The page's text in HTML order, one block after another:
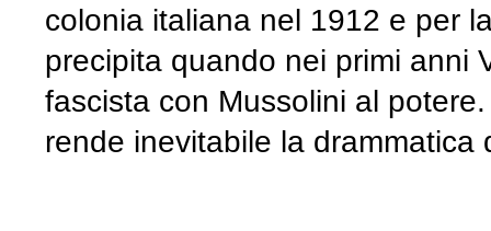
colonia italiana nel 1912 e per
precipita quando nei primi anni
fascista con Mussolini al
rende inevitabile la drammatica